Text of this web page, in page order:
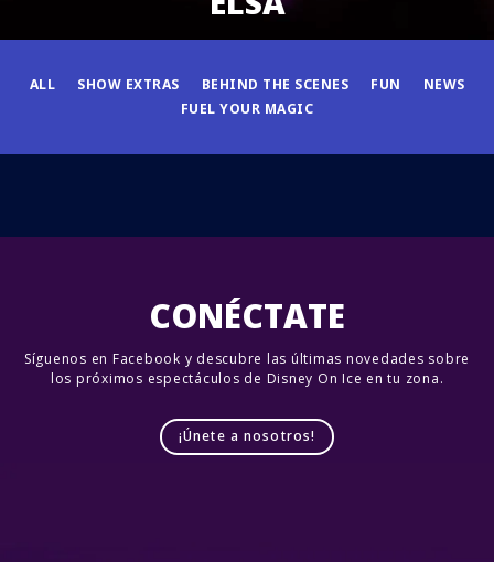
ALL SHOW EXTRAS BEHIND THE SCENES FUN
NEWS
FUEL YOUR MAGIC
CONÉCTATE
Síguenos en Facebook y descubre las últimas novedades sobre
los próximos espectáculos de Disney On Ice en tu zona.
¡Únete a nosotros!